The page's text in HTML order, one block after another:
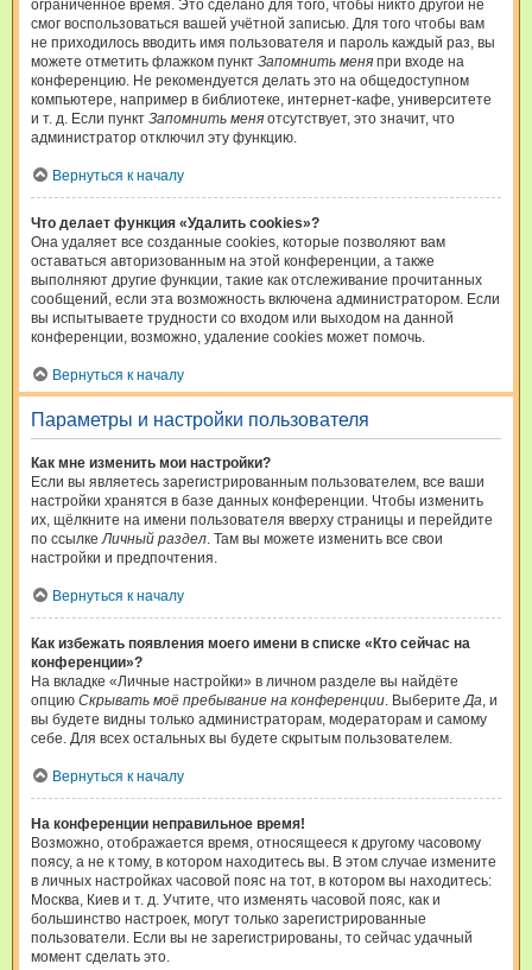
ограниченное время. Это сделано для того, чтобы никто другой не
смог воспользоваться вашей учётной записью. Для того чтобы вам
не приходилось вводить имя пользователя и пароль каждый раз, вы
можете отметить флажком пункт Запомнить меня при входе на
конференцию. Не рекомендуется делать это на общедоступном
компьютере, например в библиотеке, интернет-кафе, университете
и т. д. Если пункт Запомнить меня отсутствует, это значит, что
администратор отключил эту функцию.
Вернуться к началу
Что делает функция «Удалить cookies»?
Она удаляет все созданные cookies, которые позволяют вам
оставаться авторизованным на этой конференции, а также
выполняют другие функции, такие как отслеживание прочитанных
сообщений, если эта возможность включена администратором. Если
вы испытываете трудности со входом или выходом на данной
конференции, возможно, удаление cookies может помочь.
Вернуться к началу
Параметры и настройки пользователя
Как мне изменить мои настройки?
Если вы являетесь зарегистрированным пользователем, все ваши
настройки хранятся в базе данных конференции. Чтобы изменить
их, щёлкните на имени пользователя вверху страницы и перейдите
по ссылкеЛичный раздел. Там вы можете изменить все свои
настройки и предпочтения.
Вернуться к началу
Как избежать появления моего имени в списке «Кто сейчас на
конференции»?
На вкладке «Личные настройки» в личном разделе вы найдёте
опцию Скрывать моё пребывание на конференции. ВыберитеДа, и
вы будете видны только администраторам, модераторам и самому
себе. Для всех остальных вы будете скрытым пользователем.
Вернуться к началу
На конференции неправильное время!
Возможно, отображается время, относящееся к другому часовому
поясу, а не к тому, в котором находитесь вы. В этом случае измените
в личных настройках часовой пояс на тот, в котором вы находитесь:
Москва, Киев и т. д. Учтите, что изменять часовой пояс, как и
большинство настроек, могут только зарегистрированные
пользователи. Если вы не зарегистрированы, то сейчас удачный
момент сделать это.